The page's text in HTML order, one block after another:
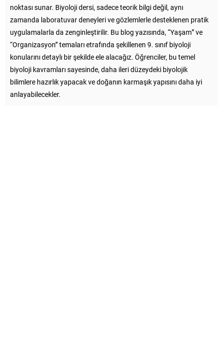
noktası sunar. Biyoloji dersi, sadece teorik bilgi değil, aynı
zamanda laboratuvar deneyleri ve gözlemlerle desteklenen pratik
uygulamalarla da zenginleştirilir. Bu blog yazısında, “Yaşam” ve
“Organizasyon” temaları etrafında şekillenen 9. sınıf biyoloji
konularını detaylı bir şekilde ele alacağız. Öğrenciler, bu temel
biyoloji kavramları sayesinde, daha ileri düzeydeki biyolojik
bilimlere hazırlık yapacak ve doğanın karmaşık yapısını daha iyi
anlayabilecekler.